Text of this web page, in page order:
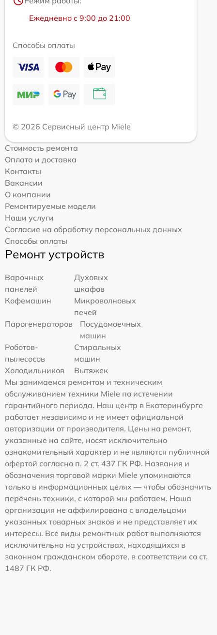
Ежедневно с 9:00 до 21:00
Способы оплаты
© 2026 Сервисный центр Miele
Стоимость ремонта
Оплата и доставка
Контакты
Вакансии
О компании
Ремонтируемые модели
Наши услуги
Согласие на обработку персональных данных
Способы оплаты
Ремонт устройств
Варочных
панелей
Духовых
шкафов
Кофемашин
Микроволновых
печей
Парогенераторов
Посудомоечных
машин
Роботов-
пылесосов
Стиральных
машин
Холодильников
Вытяжек
Мы занимаемся ремонтом и техническим
обслуживанием техники Miele по истечении
гарантийного периода. Наш центр в Екатеринбурге
работает независимо и не имеет официальной
авторизации от производителя. Цены на ремонт,
указанные на сайте, носят исключительно
ознакомительный характер и не являются публичной
офертой согласно п. 2 ст. 437 ГК РФ. Названия и
обозначения торговой марки Miele упоминаются
только в информационных целях — чтобы обозначить
перечень техники, с которой мы работаем. Наша
организация не аффилирована с владельцами
указанных товарных знаков и не представляет их
интересы. Все виды ремонтных работ выполняются
исключительно на устройствах, находящихся в
законном гражданском обороте, в соответствии со ст.
1487 ГК РФ.